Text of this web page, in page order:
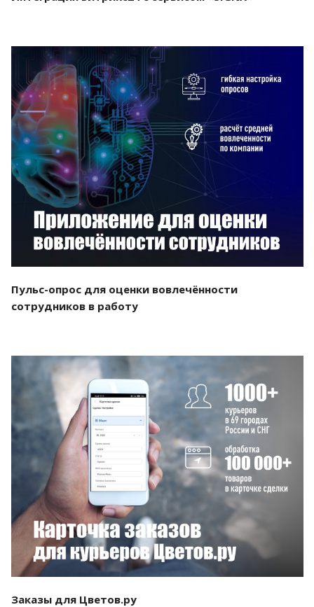
Смотреть проект
Пульс-опрос для оценки вовлечённости
сотрудников в работу
Смотреть проект
Заказы для Цветов.ру